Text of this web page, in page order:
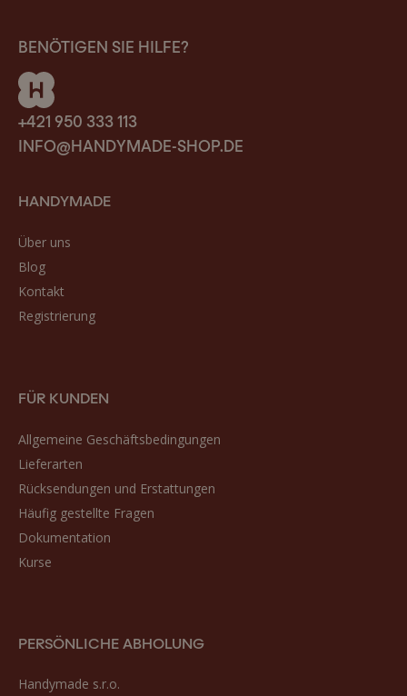
BENÖTIGEN SIE HILFE?
+421 950 333 113
INFO@HANDYMADE-SHOP.DE
HANDYMADE
Über uns
Blog
Kontakt
Registrierung
FÜR KUNDEN
Allgemeine Geschäftsbedingungen
Lieferarten
Rücksendungen und Erstattungen
Häufig gestellte Fragen
Dokumentation
Kurse
PERSÖNLICHE ABHOLUNG
Handymade s.r.o.